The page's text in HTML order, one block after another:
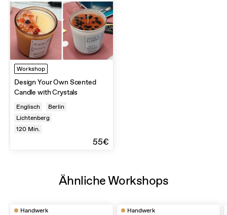
Workshop
Design Your Own Scented
Candle with Crystals
Englisch
Berlin
Lichtenberg
120 Min.
55€
Ähnliche Workshops
Handwerk Handwerk